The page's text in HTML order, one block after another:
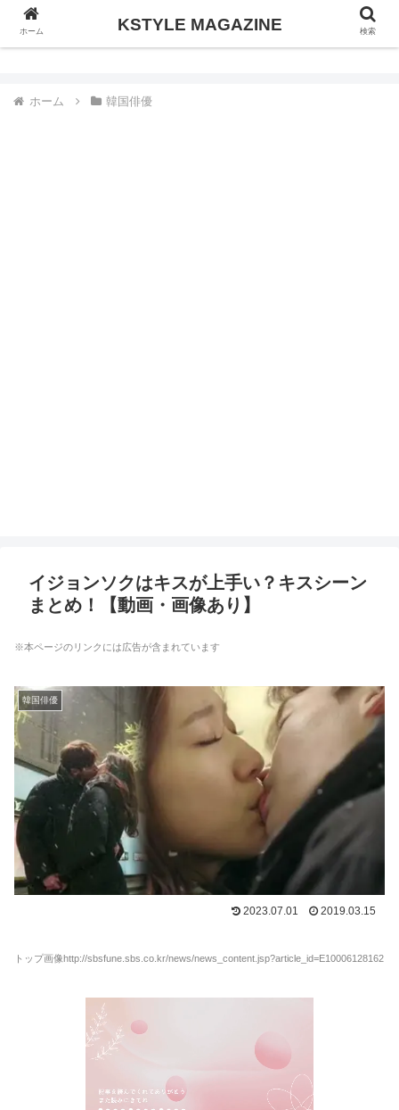
KSTYLE MAGAZINE
ホーム 韓国俳優
イジョンソクはキスが上手い？キスシーン
まとめ！【動画・画像あり】
※本ページのリンクには広告が含まれています
韓国俳優
2023.07.01 2019.03.15
トップ画像http://sbsfune.sbs.co.kr/news/news_content.jsp?article_id=E10006128162
ホーム KSTYLE MAGAZINE 検索